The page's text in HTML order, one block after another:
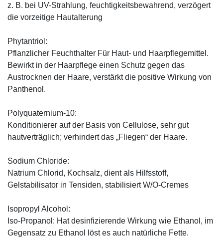
z. B. bei UV-Strahlung, feuchtigkeitsbewahrend, verzögert
die vorzeitige Hautalterung
Phytantriol:
Pflanzlicher Feuchthalter Für Haut- und Haarpflegemittel.
Bewirkt in der Haarpflege einen Schutz gegen das
Austrocknen der Haare, verstärkt die positive Wirkung von
Panthenol.
Polyquaternium-10:
Konditionierer auf der Basis von Cellulose, sehr gut
hautverträglich; verhindert das „Fliegen“ der Haare.
Sodium Chloride:
Natrium Chlorid, Kochsalz, dient als Hilfsstoff,
Gelstabilisator in Tensiden, stabilisiert W/O-Cremes
Isopropyl Alcohol:
Iso-Propanol: Hat desinfizierende Wirkung wie Ethanol, im
Gegensatz zu Ethanol löst es auch natürliche Fette.